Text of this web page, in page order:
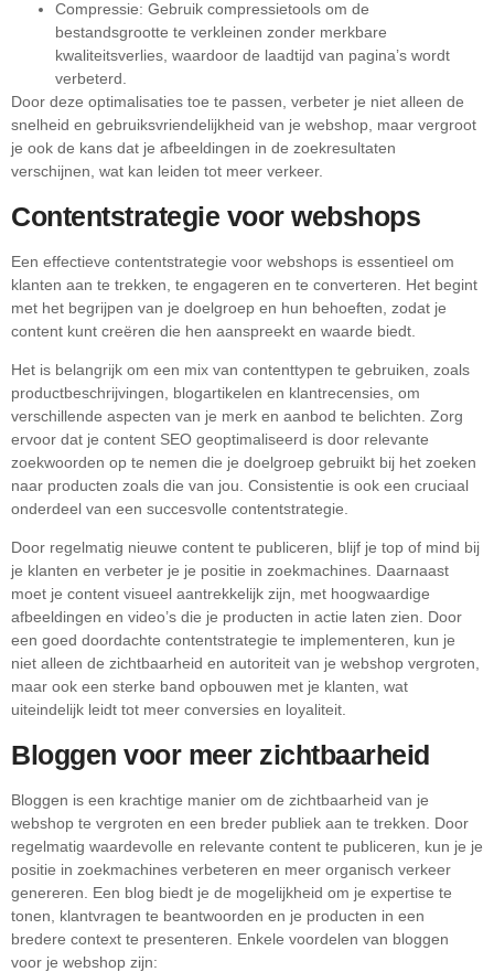
Compressie: Gebruik compressietools om de
bestandsgrootte te verkleinen zonder merkbare
kwaliteitsverlies, waardoor de laadtijd van pagina’s wordt
verbeterd.
Door deze optimalisaties toe te passen, verbeter je niet alleen de
snelheid en gebruiksvriendelijkheid van je webshop, maar vergroot
je ook de kans dat je afbeeldingen in de zoekresultaten
verschijnen, wat kan leiden tot meer verkeer.
Contentstrategie voor webshops
Een effectieve contentstrategie voor webshops is essentieel om
klanten aan te trekken, te engageren en te converteren. Het begint
met het begrijpen van je doelgroep en hun behoeften, zodat je
content kunt creëren die hen aanspreekt en waarde biedt.
Het is belangrijk om een mix van contenttypen te gebruiken, zoals
productbeschrijvingen, blogartikelen en klantrecensies, om
verschillende aspecten van je merk en aanbod te belichten. Zorg
ervoor dat je content SEO geoptimaliseerd is door relevante
zoekwoorden op te nemen die je doelgroep gebruikt bij het zoeken
naar producten zoals die van jou. Consistentie is ook een cruciaal
onderdeel van een succesvolle contentstrategie.
Door regelmatig nieuwe content te publiceren, blijf je top of mind bij
je klanten en verbeter je je positie in zoekmachines. Daarnaast
moet je content visueel aantrekkelijk zijn, met hoogwaardige
afbeeldingen en video’s die je producten in actie laten zien. Door
een goed doordachte contentstrategie te implementeren, kun je
niet alleen de zichtbaarheid en autoriteit van je webshop vergroten,
maar ook een sterke band opbouwen met je klanten, wat
uiteindelijk leidt tot meer conversies en loyaliteit.
Bloggen voor meer zichtbaarheid
Bloggen is een krachtige manier om de zichtbaarheid van je
webshop te vergroten en een breder publiek aan te trekken. Door
regelmatig waardevolle en relevante content te publiceren, kun je je
positie in zoekmachines verbeteren en meer organisch verkeer
genereren. Een blog biedt je de mogelijkheid om je expertise te
tonen, klantvragen te beantwoorden en je producten in een
bredere context te presenteren. Enkele voordelen van bloggen
voor je webshop zijn: